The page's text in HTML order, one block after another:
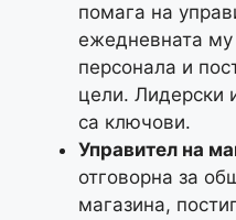
помага на
ежедневната му
персонала и
цели. Лидерски
са ключови.
Управител на
отговорна за
магазина,